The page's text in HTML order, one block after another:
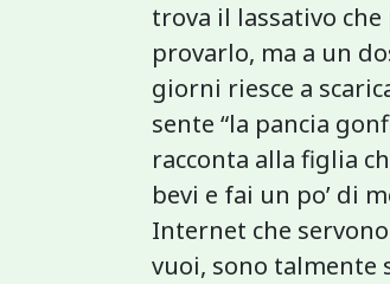
trova il lassativo
provarlo, ma a un
giorni riesce a
sente “la pancia
racconta alla figlia
bevi e fai un po’ di
Internet che
vuoi, sono talmente